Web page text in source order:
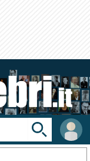
User
area
Toggle
search
bar